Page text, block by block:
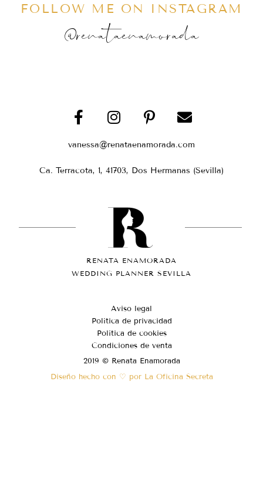
FOLLOW ME ON INSTAGRAM
@renataenamorada
vanessa@renataenamorada.com
Ca. Terracota, 1, 41703, Dos Hermanas (Sevilla)
RENATA ENAMORADA
WEDDING PLANNER SEVILLA
Aviso legal
Política de privacidad
Política de cookies
Condiciones de venta
2019 © Renata Enamorada
Diseño hecho con ♡ por La Oficina Secreta